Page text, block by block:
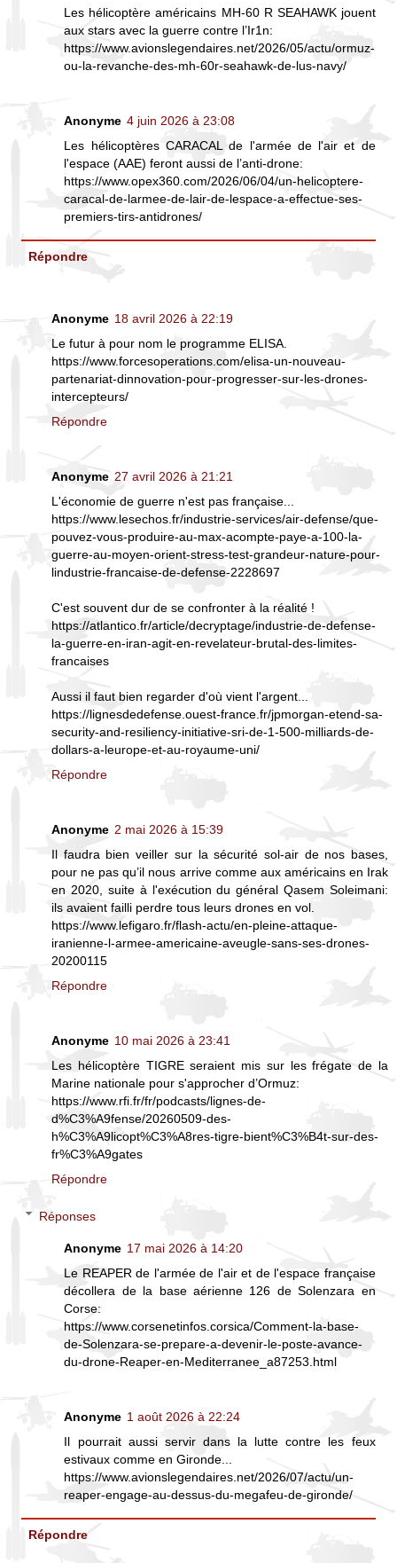
Les hélicoptère américains MH-60 R SEAHAWK jouent
aux stars avec la guerre contre l’Ir1n:
https://www.avionslegendaires.net/2026/05/actu/ormuz-
ou-la-revanche-des-mh-60r-seahawk-de-lus-navy/
Anonyme 4 juin 2026 à 23:08
Les hélicoptères CARACAL de l'armée de l'air et de
l'espace (AAE) feront aussi de l’anti-drone:
https://www.opex360.com/2026/06/04/un-helicoptere-
caracal-de-larmee-de-lair-de-lespace-a-effectue-ses-
premiers-tirs-antidrones/
Répondre
Anonyme 18 avril 2026 à 22:19
Le futur à pour nom le programme ELISA.
https://www.forcesoperations.com/elisa-un-nouveau-
partenariat-dinnovation-pour-progresser-sur-les-drones-
intercepteurs/
Répondre
Anonyme 27 avril 2026 à 21:21
L'économie de guerre n'est pas française...
https://www.lesechos.fr/industrie-services/air-defense/que-
pouvez-vous-produire-au-max-acompte-paye-a-100-la-
guerre-au-moyen-orient-stress-test-grandeur-nature-pour-
lindustrie-francaise-de-defense-2228697
C'est souvent dur de se confronter à la réalité !
https://atlantico.fr/article/decryptage/industrie-de-defense-
la-guerre-en-iran-agit-en-revelateur-brutal-des-limites-
francaises
Aussi il faut bien regarder d'où vient l'argent...
https://lignesdedefense.ouest-france.fr/jpmorgan-etend-sa-
security-and-resiliency-initiative-sri-de-1-500-milliards-de-
dollars-a-leurope-et-au-royaume-uni/
Répondre
Anonyme 2 mai 2026 à 15:39
Il faudra bien veiller sur la sécurité sol-air de nos bases,
pour ne pas qu’il nous arrive comme aux américains en Irak
en 2020, suite à l'exécution du général Qasem Soleimani:
ils avaient failli perdre tous leurs drones en vol.
https://www.lefigaro.fr/flash-actu/en-pleine-attaque-
iranienne-l-armee-americaine-aveugle-sans-ses-drones-
20200115
Répondre
Anonyme 10 mai 2026 à 23:41
Les hélicoptère TIGRE seraient mis sur les frégate de la
Marine nationale pour s'approcher d’Ormuz:
https://www.rfi.fr/fr/podcasts/lignes-de-
d%C3%A9fense/20260509-des-
h%C3%A9licopt%C3%A8res-tigre-bient%C3%B4t-sur-des-
fr%C3%A9gates
Répondre
Réponses
Anonyme 17 mai 2026 à 14:20
Le REAPER de l'armée de l'air et de l'espace française
décollera de la base aérienne 126 de Solenzara en
Corse:
https://www.corsenetinfos.corsica/Comment-la-base-
de-Solenzara-se-prepare-a-devenir-le-poste-avance-
du-drone-Reaper-en-Mediterranee_a87253.html
Anonyme 1 août 2026 à 22:24
Il pourrait aussi servir dans la lutte contre les feux
estivaux comme en Gironde...
https://www.avionslegendaires.net/2026/07/actu/un-
reaper-engage-au-dessus-du-megafeu-de-gironde/
Répondre